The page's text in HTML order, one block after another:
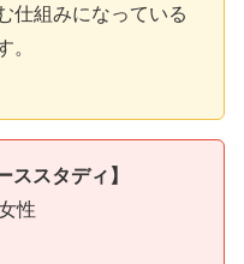
仕組みになっている
。
スタディ】
性